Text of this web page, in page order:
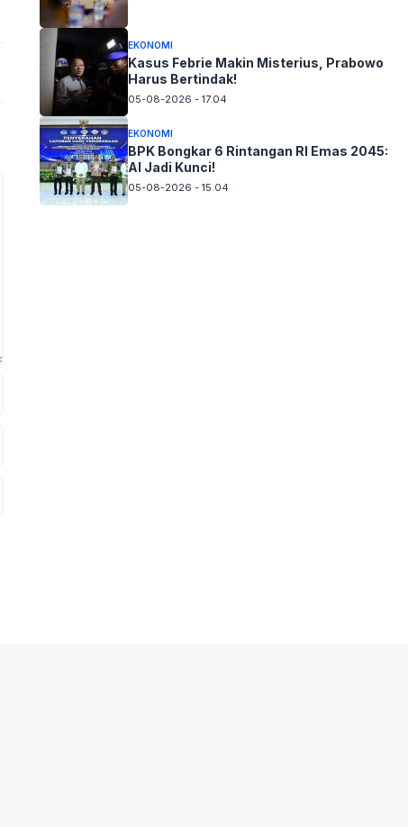
EKONOMI
Kasus Febrie Makin Misterius, Prabowo
Harus Bertindak!
05-08-2026 - 17.04
EKONOMI
BPK Bongkar 6 Rintangan RI Emas 2045:
AI Jadi Kunci!
05-08-2026 - 15.04